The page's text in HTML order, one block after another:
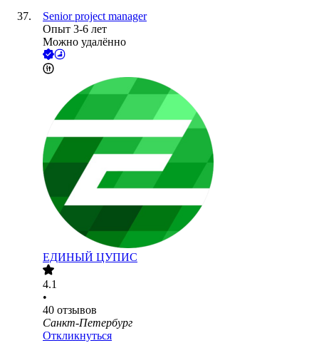
Senior project manager
Опыт 3-6 лет
Можно удалённо
ЕДИНЫЙ ЦУПИС
4.1
•
40 отзывов
Санкт-Петербург
Откликнуться